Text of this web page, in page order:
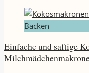
Backen
Einfache und saftige